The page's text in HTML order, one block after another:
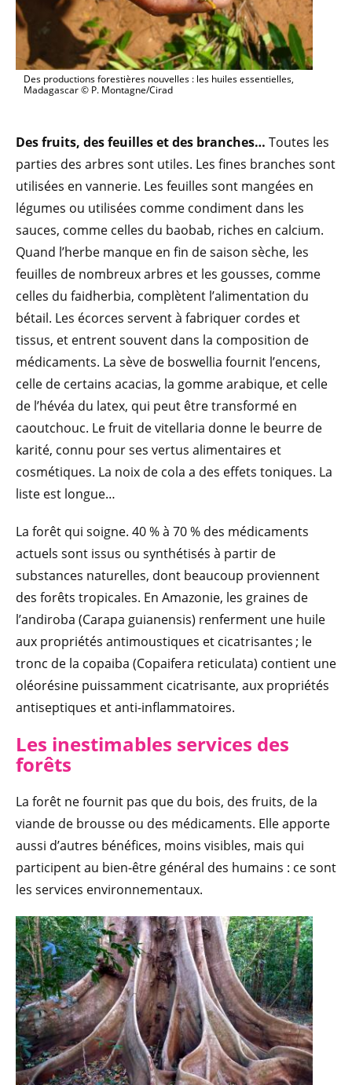
Des productions forestières nouvelles : les huiles essentielles,
Madagascar © P. Montagne/Cirad
Des fruits, des feuilles et des branches… Toutes les
parties des arbres sont utiles. Les fines branches sont
utilisées en vannerie. Les feuilles sont mangées en
légumes ou utilisées comme condiment dans les
sauces, comme celles du baobab, riches en calcium.
Quand l’herbe manque en fin de saison sèche, les
feuilles de nombreux arbres et les gousses, comme
celles du faidherbia, complètent l’alimentation du
bétail. Les écorces servent à fabriquer cordes et
tissus, et entrent souvent dans la composition de
médicaments. La sève de boswellia fournit l’encens,
celle de certains acacias, la gomme arabique, et celle
de l’hévéa du latex, qui peut être transformé en
caoutchouc. Le fruit de vitellaria donne le beurre de
karité, connu pour ses vertus alimentaires et
cosmétiques. La noix de cola a des effets toniques. La
liste est longue…
La forêt qui soigne. 40 % à 70 % des médicaments
actuels sont issus ou synthétisés à partir de
substances naturelles, dont beaucoup proviennent
des forêts tropicales. En Amazonie, les graines de
l’andiroba (Carapa guianensis) renferment une huile
aux propriétés antimoustiques et cicatrisantes ; le
tronc de la copaiba (Copaifera reticulata) contient une
oléorésine puissamment cicatrisante, aux propriétés
antiseptiques et anti-inflammatoires.
Les inestimables services des
forêts
La forêt ne fournit pas que du bois, des fruits, de la
viande de brousse ou des médicaments. Elle apporte
aussi d’autres bénéfices, moins visibles, mais qui
participent au bien-être général des humains : ce sont
les services environnementaux.